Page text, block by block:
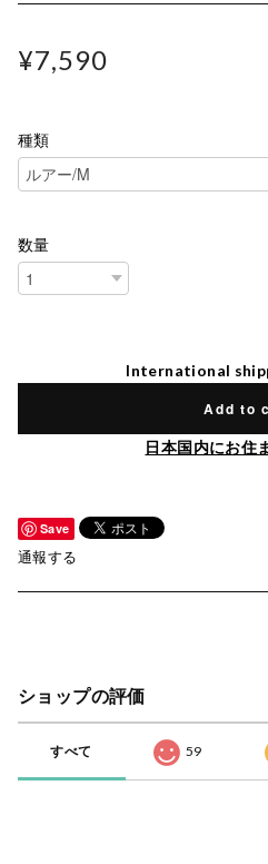
¥7,590
種類
数量
International
Add to
日本国内にお住
Save
通報する
ショップの評価
すべて 59